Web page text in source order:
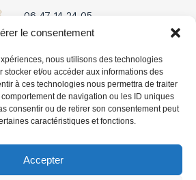
le consentement
nous utilisons des technologies
stocker et/ou accéder aux informations des
à ces technologies nous permettra de traiter
de navigation ou les ID uniques
consentir ou de retirer son consentement peut
caractéristiques et fonctions.
Accepter
à louer
à acheter
06 47 14 24 05
Par email